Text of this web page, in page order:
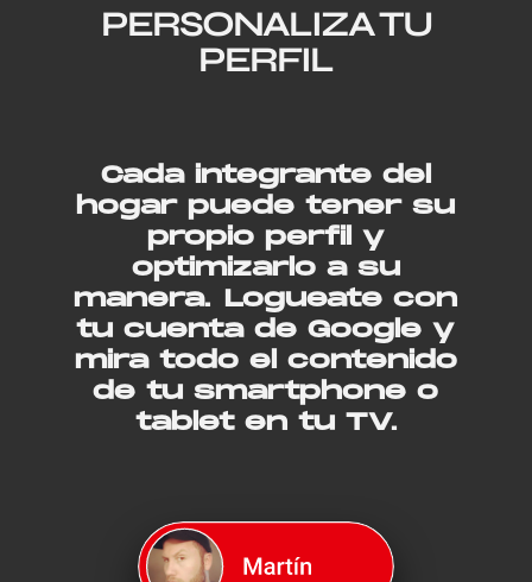
PERSONALIZA TU
PERFIL
Cada integrante del
hogar puede tener su
propio perfil y
optimizarlo a su
manera. Logueate con
tu cuenta de Google y
mira todo el contenido
de tu smartphone o
tablet en tu TV.